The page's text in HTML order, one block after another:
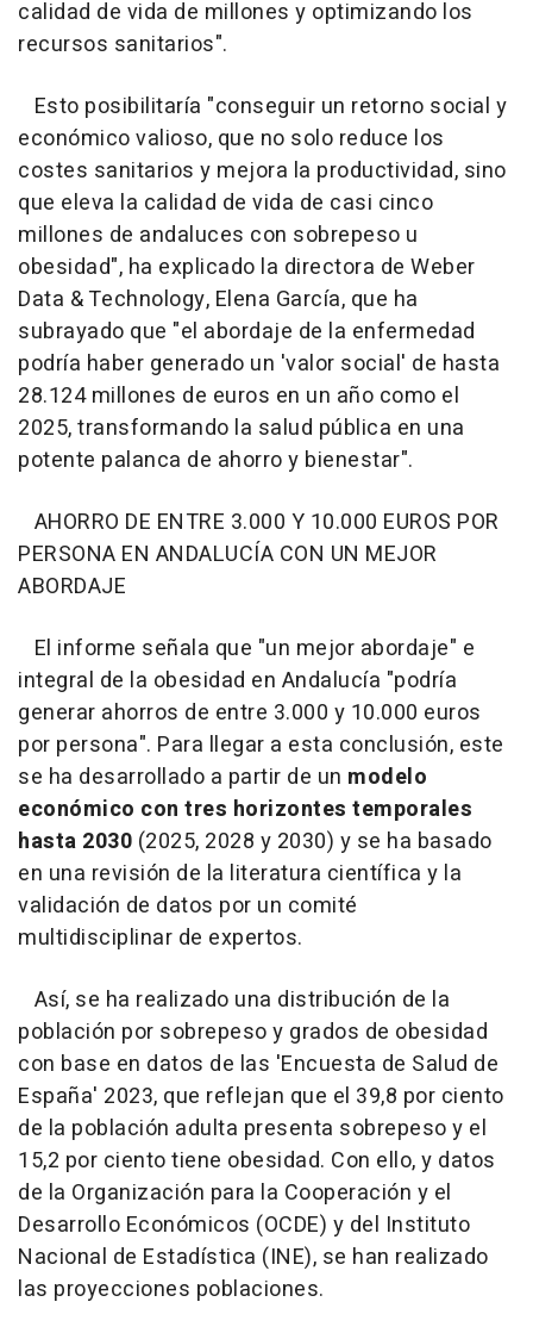
calidad de vida de millones y optimizando los
recursos sanitarios".
Esto posibilitaría "conseguir un retorno social y
económico valioso, que no solo reduce los
costes sanitarios y mejora la productividad, sino
que eleva la calidad de vida de casi cinco
millones de andaluces con sobrepeso u
obesidad", ha explicado la directora de Weber
Data & Technology, Elena García, que ha
subrayado que "el abordaje de la enfermedad
podría haber generado un 'valor social' de hasta
28.124 millones de euros en un año como el
2025, transformando la salud pública en una
potente palanca de ahorro y bienestar".
AHORRO DE ENTRE 3.000 Y 10.000 EUROS POR
PERSONA EN ANDALUCÍA CON UN MEJOR
ABORDAJE
El informe señala que "un mejor abordaje" e
integral de la obesidad en Andalucía "podría
generar ahorros de entre 3.000 y 10.000 euros
por persona". Para llegar a esta conclusión, este
se ha desarrollado a partir de un modelo
económico con tres horizontes temporales
hasta 2030 (2025, 2028 y 2030) y se ha basado
en una revisión de la literatura científica y la
validación de datos por un comité
multidisciplinar de expertos.
Así, se ha realizado una distribución de la
población por sobrepeso y grados de obesidad
con base en datos de las 'Encuesta de Salud de
España' 2023, que reflejan que el 39,8 por ciento
de la población adulta presenta sobrepeso y el
15,2 por ciento tiene obesidad. Con ello, y datos
de la Organización para la Cooperación y el
Desarrollo Económicos (OCDE) y del Instituto
Nacional de Estadística (INE), se han realizado
las proyecciones poblaciones.